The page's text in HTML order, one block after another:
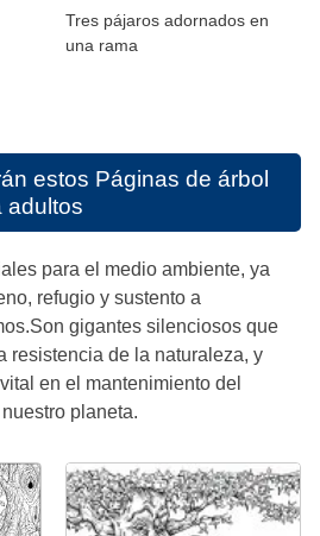
Tres pájaros adornados en
una rama
estos Páginas de árbol
adultos
para el medio ambiente, ya
refugio y sustento a
gigantes silenciosos que
resistencia de la naturaleza, y
en el mantenimiento del
planeta.